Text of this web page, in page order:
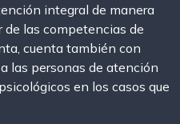
integral de manera
las competencias de
cuenta también con
las personas de atención
en los casos que